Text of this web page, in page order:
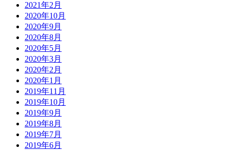
2021年2月
2020年10月
2020年9月
2020年8月
2020年5月
2020年3月
2020年2月
2020年1月
2019年11月
2019年10月
2019年9月
2019年8月
2019年7月
2019年6月